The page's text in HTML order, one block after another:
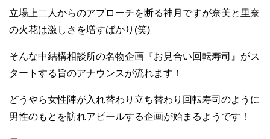
立場上二人からのアプローチを断る神月ですが奈美と里奈
の火花は激しさを増すばかり(笑)
そんな中結構相談所の名物企画『お見合い回転寿司』がス
タートする旨のアナウンスが流れます！
どうやら女性陣が入れ替わり立ち替わり回転寿司のように
男性のもとを訪れアピールする企画が始まるようです！